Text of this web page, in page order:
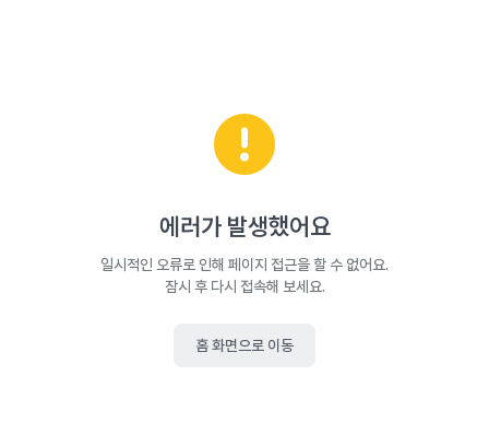
에러가 발생했어요
일시적인 오류로 인해 페이지 접근을 할 수 없어요.
잠시 후 다시 접속해 보세요.
홈 화면으로 이동